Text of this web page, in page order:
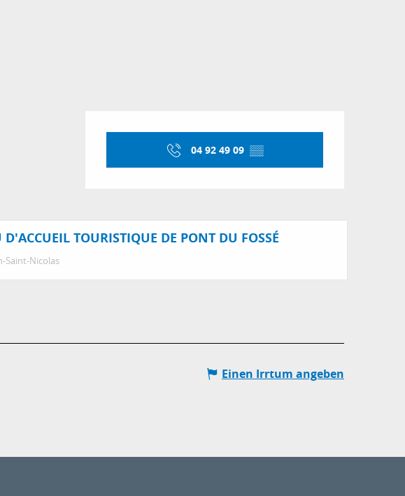
Öffnungszeiten &
04 92 49 09 ▒▒
D'ACCUEIL TOURISTIQUE DE PONT DU FOSSÉ
Saint-Nicolas
Einen Irrtum angeben